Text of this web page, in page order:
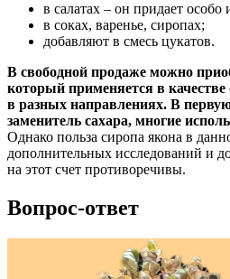
в салатах – он придает
в соках, варенье, сиропах;
добавляют в смесь цукатов.
В свободной продаже можно
который применяется в качестве
в разных направлениях. В
заменитель сахара, многие
Однако польза сиропа якона в
дополнительных исследований и
на этот счет противоречивы.
Вопрос-ответ